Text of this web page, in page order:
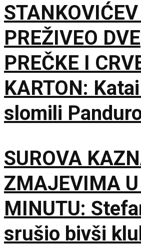
Čika Dači!
PREŽIVEO DVE
PREČKE I
KARTON:
slomili
promašivali u
Bogdana!
SUROVA
ZMAJEVIMA
MINUTU:
srušio bivši